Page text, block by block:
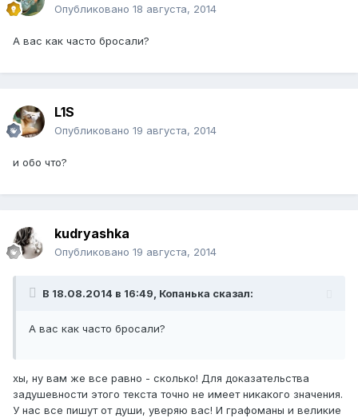
Опубликовано 18 августа, 2014
А вас как часто бросали?
L1S
Опубликовано 19 августа, 2014
и обо что?
kudryashka
Опубликовано 19 августа, 2014
В 18.08.2014 в 16:49, Копанька сказал:
А вас как часто бросали?
хы, ну вам же все равно - сколько! Для доказательства
задушевности этого текста точно не имеет никакого значения.
У нас все пишут от души, уверяю вас! И графоманы и великие